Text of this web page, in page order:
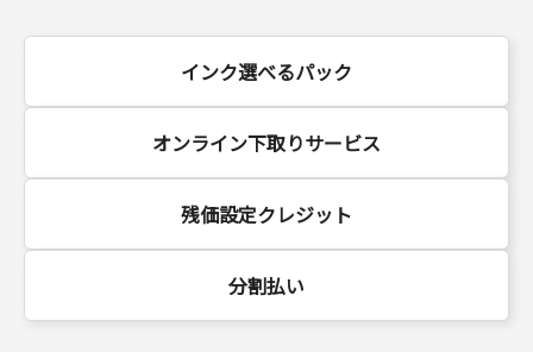
インク選べるパック
オンライン下取りサービス
残価設定クレジット
分割払い